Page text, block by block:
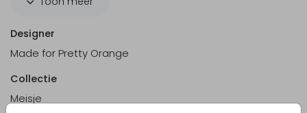
Designer
Made for Pretty Orange
Collectie
Meisje